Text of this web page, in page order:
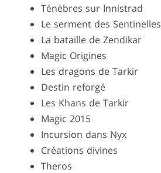
Ténèbres sur Innistrad
Le serment des Sentinelles
La bataille de Zendikar
Magic Origines
Les dragons de Tarkir
Destin reforgé
Les Khans de Tarkir
Magic 2015
Incursion dans Nyx
Créations divines
Theros